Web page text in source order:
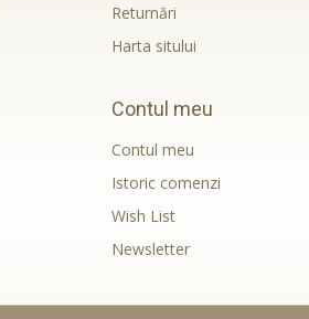
Returnări
Harta sitului
Contul meu
Contul meu
Istoric comenzi
Wish List
Newsletter